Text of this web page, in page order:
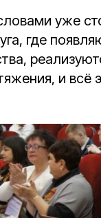
уже
где
и всё